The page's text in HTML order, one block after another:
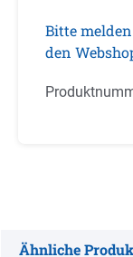
Bitte
den
Ähnliche